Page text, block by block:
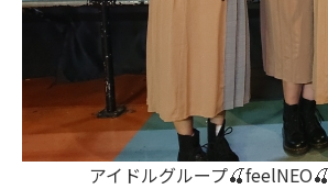
アイドルグループ